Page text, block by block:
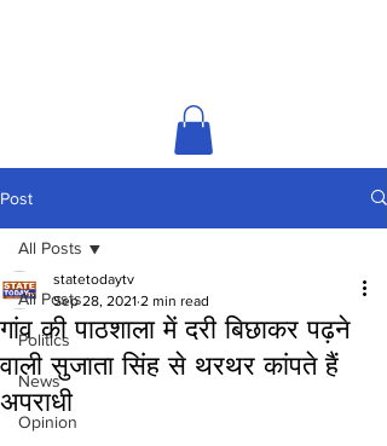
Post
All Posts
Politics
News
Opinion
All Posts
गांव की पाठशाला में दरी बिछाकर पढ़ने
वाली सुजाता सिंह से थरथर कांपते हैं
अपराधी
statetodaytv
Sep 28, 2021 2 min read